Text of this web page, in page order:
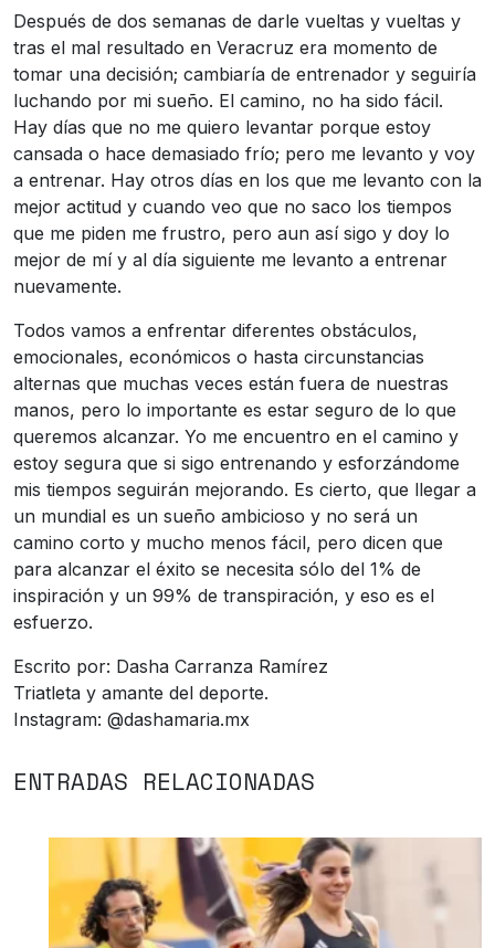
Después de dos semanas de darle vueltas y vueltas y
tras el mal resultado en Veracruz era momento de
tomar una decisión; cambiaría de entrenador y seguiría
luchando por mi sueño. El camino, no ha sido fácil.
Hay días que no me quiero levantar porque estoy
cansada o hace demasiado frío; pero me levanto y voy
a entrenar. Hay otros días en los que me levanto con la
mejor actitud y cuando veo que no saco los tiempos
que me piden me frustro, pero aun así sigo y doy lo
mejor de mí y al día siguiente me levanto a entrenar
nuevamente.
Todos vamos a enfrentar diferentes obstáculos,
emocionales, económicos o hasta circunstancias
alternas que muchas veces están fuera de nuestras
manos, pero lo importante es estar seguro de lo que
queremos alcanzar. Yo me encuentro en el camino y
estoy segura que si sigo entrenando y esforzándome
mis tiempos seguirán mejorando. Es cierto, que llegar a
un mundial es un sueño ambicioso y no será un
camino corto y mucho menos fácil, pero dicen que
para alcanzar el éxito se necesita sólo del 1% de
inspiración y un 99% de transpiración, y eso es el
esfuerzo.
Escrito por: Dasha Carranza Ramírez
Triatleta y amante del deporte.
Instagram: @dashamaria.mx
ENTRADAS RELACIONADAS